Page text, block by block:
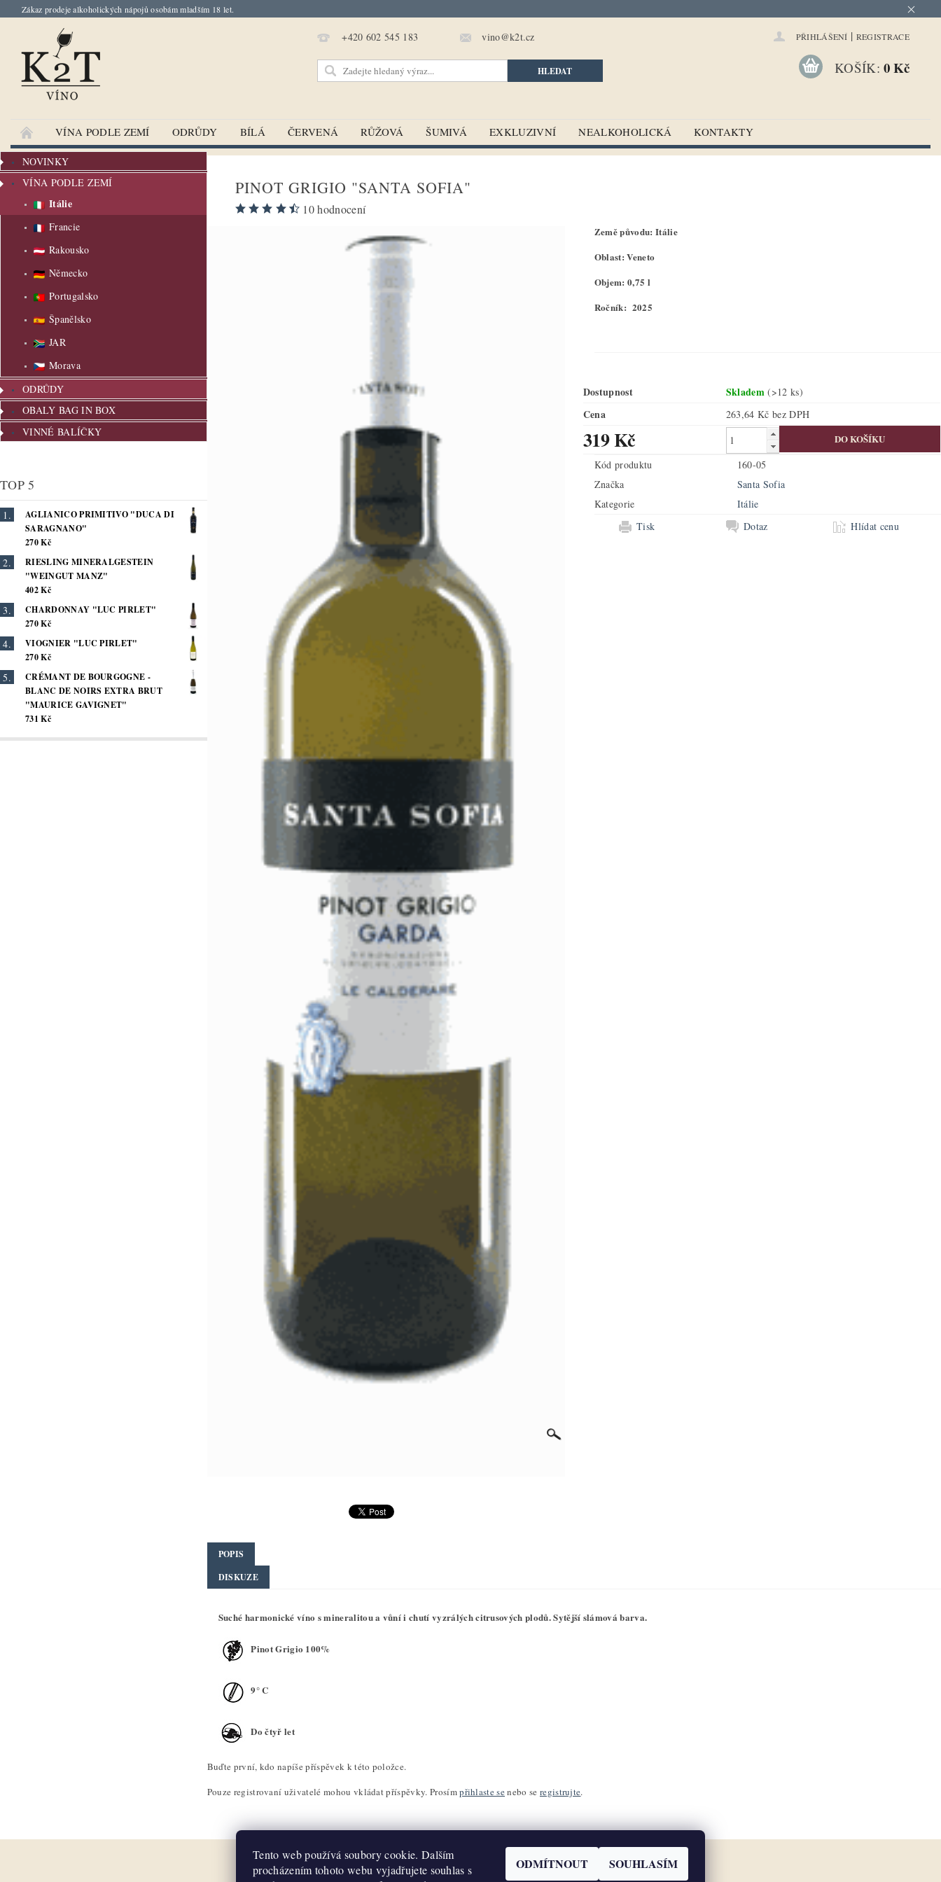
Zákaz prodeje alkoholických nápojů osobám mladším 18 let.
+420 602 545 183 vino@k2t.cz PŘIHLÁŠENÍ | REGISTRACE
KOŠÍK: 0 Kč
VÍNA PODLE ZEMÍ ODRŮDY BÍLÁ ČERVENÁ RŮŽOVÁ ŠUMIVÁ EXKLUZIVNÍ NEALKOHOLICKÁ KONTAKTY
NOVINKY
VÍNA PODLE ZEMÍ
Itálie
Francie
Rakousko
Německo
Portugalsko
Španělsko
JAR
Morava
ODRŮDY
OBALY BAG IN BOX
VINNÉ BALÍČKY
TOP 5
AGLIANICO PRIMITIVO "DUCA DI
SARAGNANO"
270 Kč
RIESLING MINERALGESTEIN
"WEINGUT MANZ"
402 Kč
CHARDONNAY "LUC PIRLET"
270 Kč
VIOGNIER "LUC PIRLET"
270 Kč
CRÉMANT DE BOURGOGNE -
BLANC DE NOIRS EXTRA BRUT
"MAURICE GAVIGNET"
731 Kč
PINOT GRIGIO "SANTA SOFIA"
10 hodnocení
Země původu: Itálie
Oblast: Veneto
Objem: 0,75 l
Ročník: 2025
Dostupnost Skladem(>12 ks)
Cena 263,64 Kč bez DPH
319 Kč
Kód produktu
160-05
Značka
Santa Sofia
Kategorie
Itálie
Tisk
Dotaz Hlídat cenu
POPIS
DISKUZE
Suché harmonické víno s mineralitou a vůní i chutí vyzrálých citrusových plodů. Sytější slámová barva.
Pinot Grigio 100%
9° C
Do čtyř let
Buďte první, kdo napíše příspěvek k této položce.
Pouze registrovaní uživatelé mohou vkládat příspěvky. Prosímpřihlaste senebo se registrujte.
Tento web používá soubory cookie. Dalším
procházením tohoto webu vyjadřujete souhlas s
ODMÍTNOUT SOUHLASÍM